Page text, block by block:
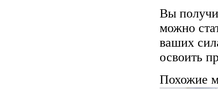
Вы
можно
ваших
освоить
Похожие